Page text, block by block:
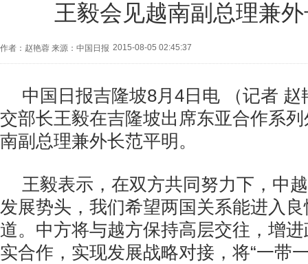
王毅会见越南副总理兼
作者：赵艳蓉 来源：中国日报 2015-08-05 02:45:37
中国日报吉隆坡8月4日电 （记者
交部长王毅在吉隆坡出席东亚合作系
南副总理兼外长范平明。
王毅表示，在双方共同努力下，中
发展势头，我们希望两国关系能进入
道。中方将与越方保持高层交往，增
实合作，实现发展战略对接，将“一带